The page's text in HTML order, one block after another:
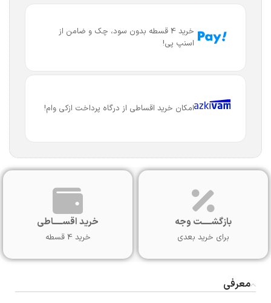
خرید 4 قسطه بدون سود، چک و ضامن از
اسنپ پی!
امکان خرید اقساطی از درگاه پرداخت ازکی وام!
بازگشـــــت وجه
برای خرید بعدی
خرید اقســـــاطی
خرید 4 قسطه
معرفی